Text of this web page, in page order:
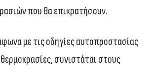
που θα επικρατήσουν.
με τις οδηγίες αυτοπροστασίας
συνιστάται στους